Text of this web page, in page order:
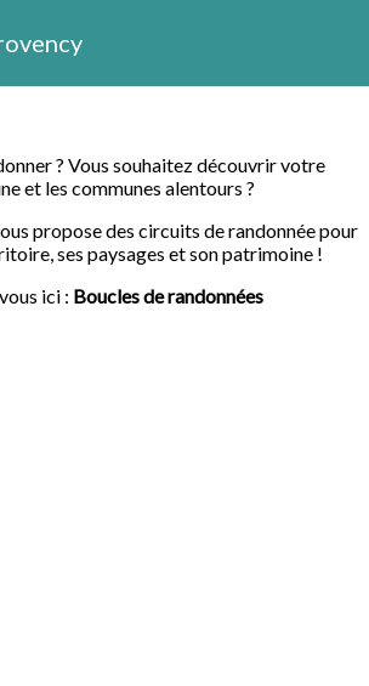
? Vous souhaitez découvrir votre
et les communes alentours ?
propose des circuits de randonnée pour
ses paysages et son patrimoine !
ici : Boucles de randonnées